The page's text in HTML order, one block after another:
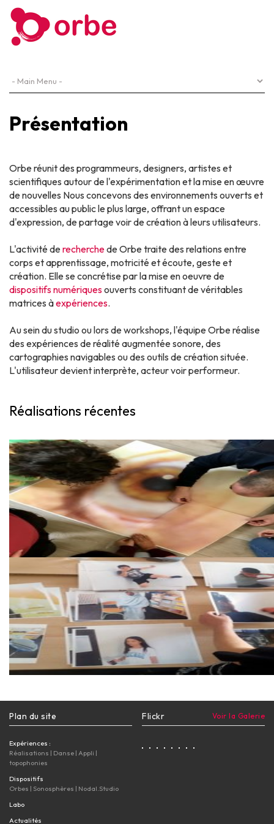
Présentation
Orbe réunit des programmeurs, designers, artistes et
scientifiques autour de l'expérimentation et la mise en œuvre
de nouvelles Nous concevons des environnements ouverts et
accessibles au public le plus large, offrant un espace
d'expression, de partage voir de création à leurs utilisateurs.
L'activité derecherchede Orbe traite des relations entre
corps et apprentissage, motricité et écoute, geste et
création. Elle se concrétise par la mise en oeuvre de
dispositifs numériquesouverts constituant de véritables
matrices àexpériences.
Au sein du studio ou lors de workshops, l'équipe Orbe réalise
des expériences de réalité augmentée sonore, des
cartographies navigables ou des outils de création située.
L'utilisateur devient interprète, acteur voir performeur.
Réalisations récentes
Plan du site
Expériences :
Réalisations | Danse | Appli |
topophonies
Dispositifs
Orbes | Sonosphères | Nodal.Studio
Labo
Actualités
Flickr Voir la Galerie